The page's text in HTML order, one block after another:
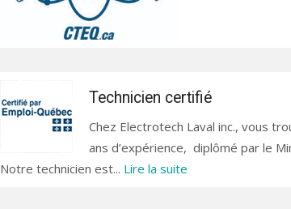
Technicien certifié
Chez Electrotech Laval inc., vous
ans d’expérience, diplômé par le
Notre technicien est... Lire la suite